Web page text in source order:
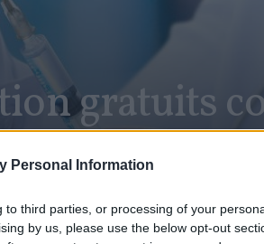
Personal Information
third parties, or processing of your
by us, please use the below opt-out
gratuits